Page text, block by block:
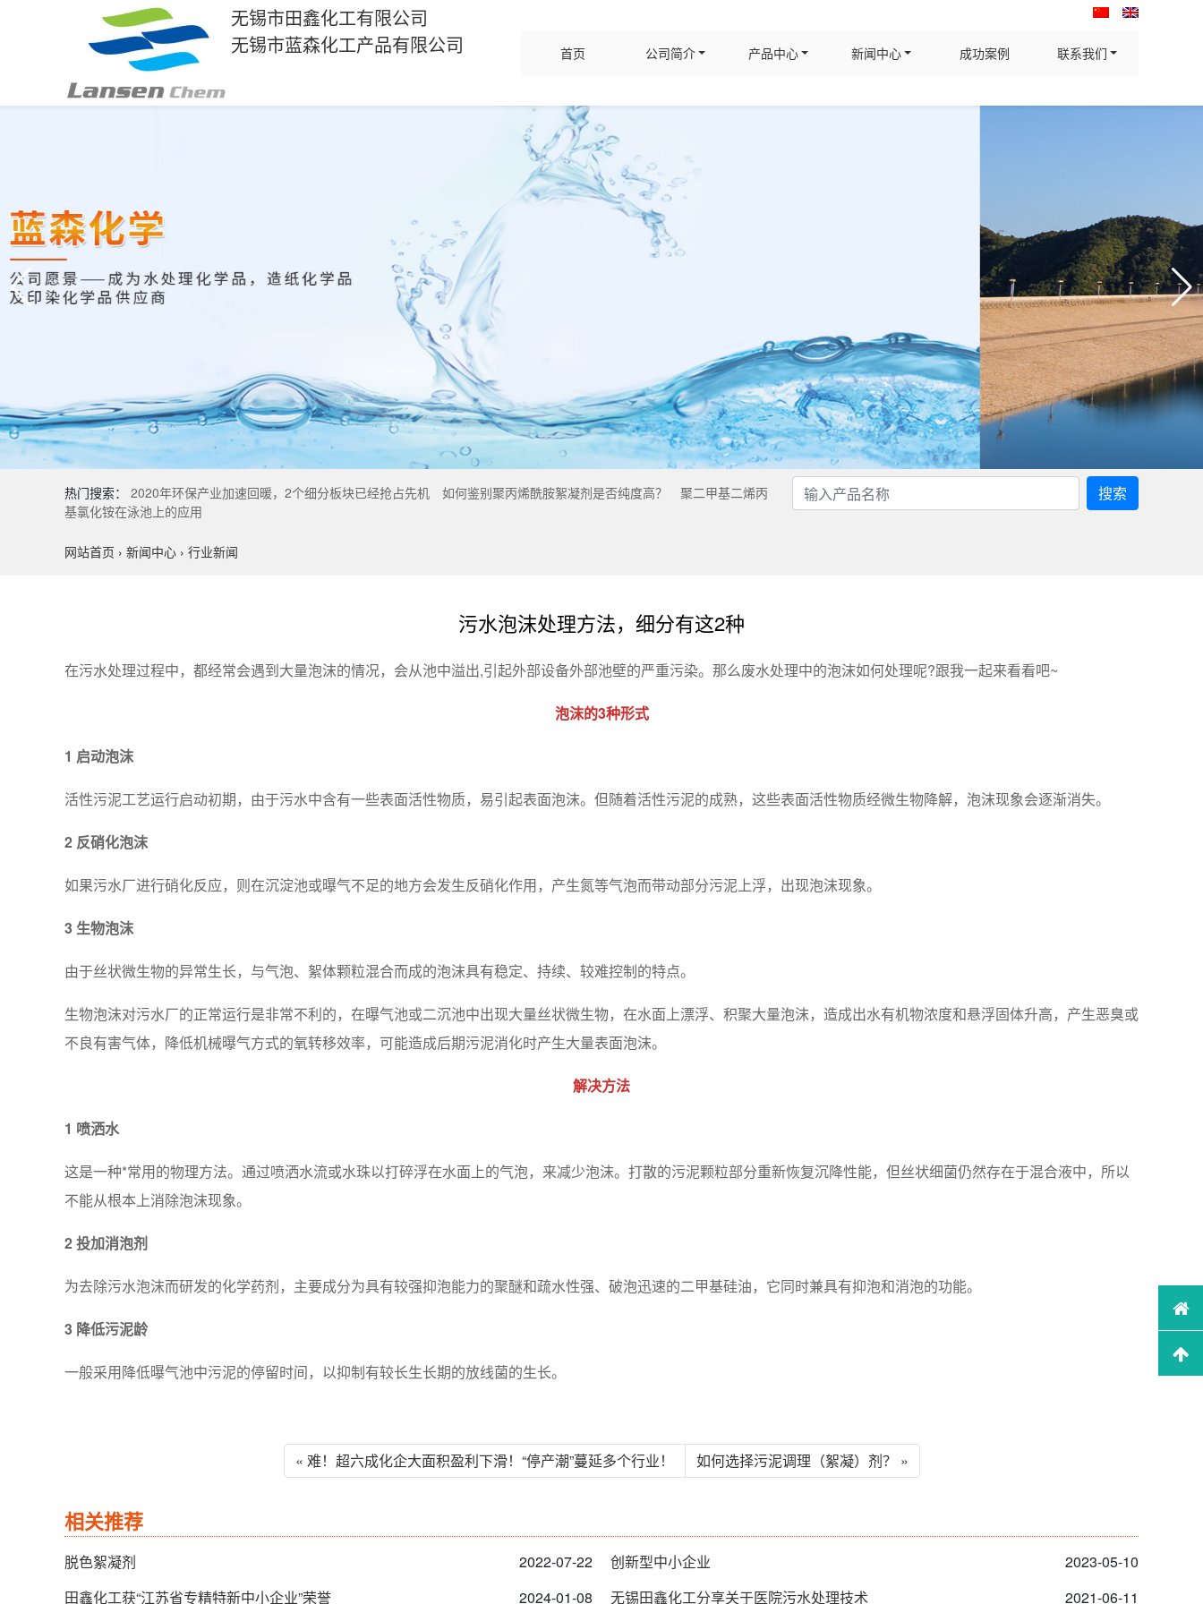
无锡市田鑫化工有限公司
无锡市蓝森化工产品有限公司
首页 公司简介 产品中心 新闻中心 成功案例 联系我们
热门搜索： 2020年环保产业加速回暖，2个细分板块已经抢占先机 如何鉴别聚丙烯酰胺絮凝剂是否纯度高？
聚二甲基二烯丙
基氯化铵在泳池上的应用
搜索
网站首页 › 新闻中心 › 行业新闻
污水泡沫处理方法，细分有这2种
在污水处理过程中，都经常会遇到大量泡沫的情况，会从池中溢出,引起外部设备外部池壁的严重污染。那么废水处理中的泡沫如何处理呢?跟我一起来看看吧~
泡沫的3种形式
1 启动泡沫
活性污泥工艺运行启动初期，由于污水中含有一些表面活性物质，易引起表面泡沫。但随着活性污泥的成熟，这些表面活性物质经微生物降解，泡沫现象会逐渐消失。
2 反硝化泡沫
如果污水厂进行硝化反应，则在沉淀池或曝气不足的地方会发生反硝化作用，产生氮等气泡而带动部分污泥上浮，出现泡沫现象。
3 生物泡沫
由于丝状微生物的异常生长，与气泡、絮体颗粒混合而成的泡沫具有稳定、持续、较难控制的特点。
生物泡沫对污水厂的正常运行是非常不利的，在曝气池或二沉池中出现大量丝状微生物，在水面上漂浮、积聚大量泡沫，造成出水有机物浓度和悬浮固体升高，产生恶臭或
不良有害气体，降低机械曝气方式的氧转移效率，可能造成后期污泥消化时产生大量表面泡沫。
解决方法
1 喷洒水
这是一种*常用的物理方法。通过喷洒水流或水珠以打碎浮在水面上的气泡，来减少泡沫。打散的污泥颗粒部分重新恢复沉降性能，但丝状细菌仍然存在于混合液中，所以
不能从根本上消除泡沫现象。
2 投加消泡剂
为去除污水泡沫而研发的化学药剂，主要成分为具有较强抑泡能力的聚醚和疏水性强、破泡迅速的二甲基硅油，它同时兼具有抑泡和消泡的功能。
3 降低污泥龄
一般采用降低曝气池中污泥的停留时间，以抑制有较长生长期的放线菌的生长。
« 难！超六成化企大面积盈利下滑！“停产潮”蔓延多个行业！ 如何选择污泥调理（絮凝）剂？ »
相关推荐
脱色絮凝剂 2022-07-22 创新型中小企业
2023-05-10
田鑫化工获“江苏省专精特新中小企业”荣誉
2024-01-08 无锡田鑫化工分享关于医院污水处理技术 2021-06-11